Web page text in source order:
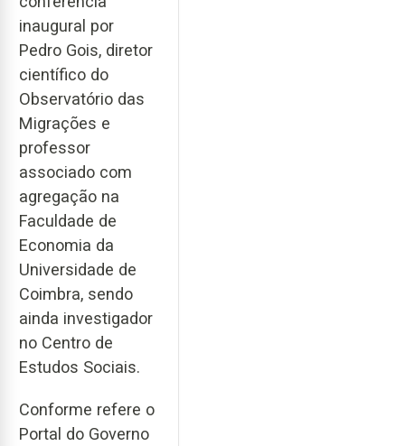
inaugural por
Pedro Gois, diretor
científico do
Observatório das
Migrações e
professor
associado com
agregação na
Faculdade de
Economia da
Universidade de
Coimbra, sendo
ainda investigador
no Centro de
Estudos Sociais.
Conforme refere o
Portal do Governo